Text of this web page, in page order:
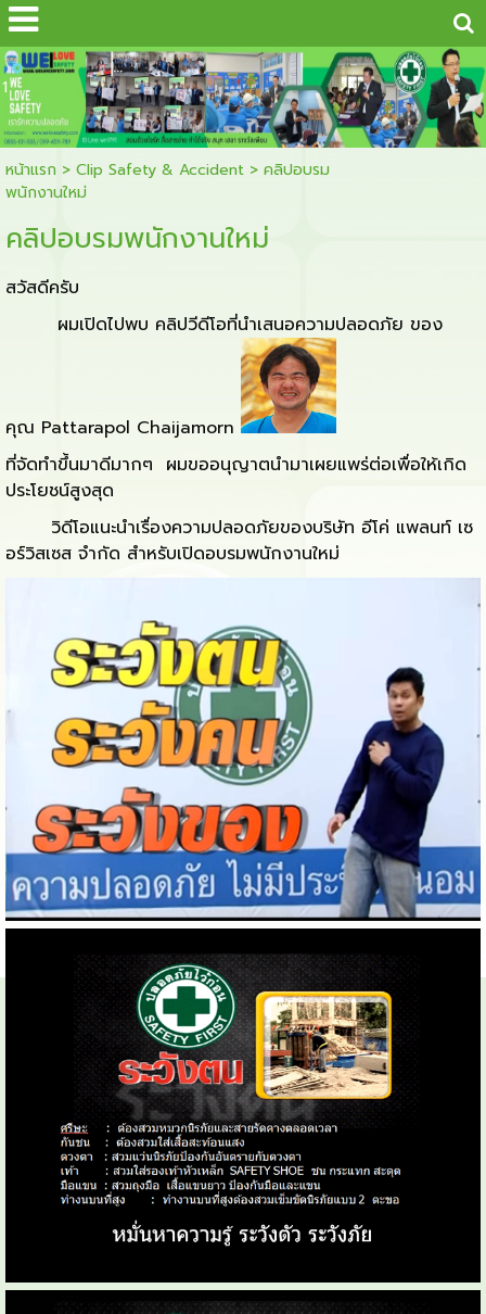
...
1
หน้าแรก > Clip Safety & Accident> คลิปอบรม
พนักงานใหม่
คลิปอบรมพนักงานใหม่
สวัสดีครับ
ผมเปิดไปพบ คลิปวีดีโอที่นำเสนอความปลอดภัย ของ
คุณ Pattarapol Chaijamorn
ที่จัดทำขึ้นมาดีมากๆ ผมขออนุญาตนำมาเผยแพร่ต่อเพื่อให้เกิด
ประโยชน์สูงสุด
วิดีโอแนะนำเรื่องความปลอดภัยของบริษัท อีโค่ แพลนท์ เซ
อร์วิสเซส จำกัด สำหรับเปิดอบรมพนักงานใหม่